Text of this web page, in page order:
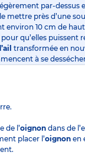
légèrement par-dessus
mettre près d’une
environ 10 cm de
qu’elles puissent
transformée en
à se
de l’oignon dans de
placer l’oignon en